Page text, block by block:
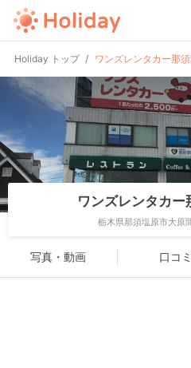
Holiday トップ ワンズレンタカー那
ワンズレンタカ
栃木県那須塩原市大原
写真・動画 口コミ